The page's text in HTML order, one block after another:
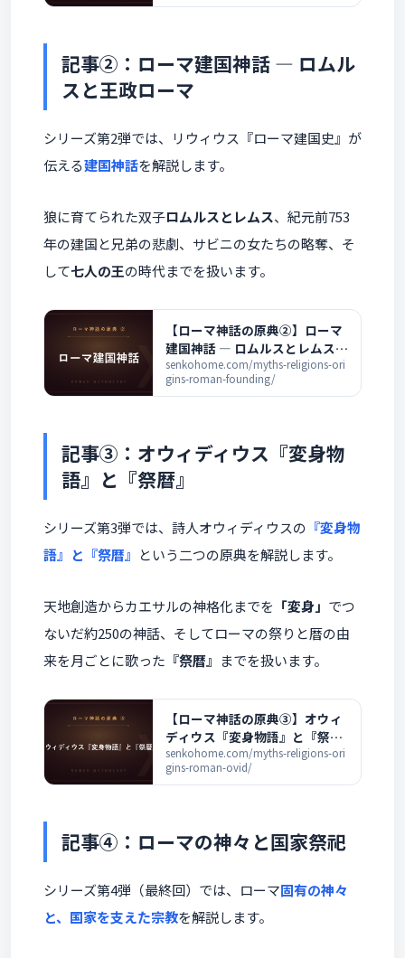
記事②：ローマ建国神話 ― ロムル
スと王政ローマ
シリーズ第2弾では、リウィウス『ローマ建国史』が
伝える建国神話を解説します。
狼に育てられた双子ロムルスとレムス、紀元前753
年の建国と兄弟の悲劇、サビニの女たちの略奪、そ
して七人の王の時代までを扱います。
【ローマ神話の原典②】ローマ
建国神話 ― ロムルスとレムス、
七人の王を解説
senkohome.com/myths-religions-ori
gins-roman-founding/
記事③：オウィディウス『変身物
語』と『祭暦』
シリーズ第3弾では、詩人オウィディウスの 『変身物
語』と『祭暦』 という二つの原典を解説します。
天地創造からカエサルの神格化までを 「変身」 でつ
ないだ約250の神話、そしてローマの祭りと暦の由
来を月ごとに歌った 『祭暦』 までを扱います。
【ローマ神話の原典③】オウィ
ディウス『変身物語』と『祭
暦』― 変身神話とローマの暦を
解説
senkohome.com/myths-religions-ori
gins-roman-ovid/
記事④：ローマの神々と国家祭祀
シリーズ第4弾（最終回）では、ローマ固有の神々
と、国家を支えた宗教を解説します。